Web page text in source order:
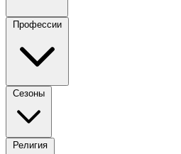
Профессии
Сезоны
Религия